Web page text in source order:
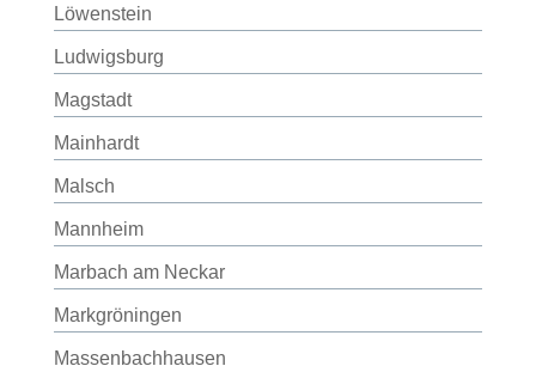
Löwenstein
Ludwigsburg
Magstadt
Mainhardt
Malsch
Mannheim
Marbach am Neckar
Markgröningen
Massenbachhausen